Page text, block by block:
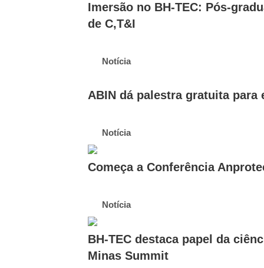
Imersão no BH-TEC: Pós-
de C,T&I
Notícia
ABIN dá palestra gratuita para
Notícia
Começa a Conferência
Notícia
BH-TEC destaca papel da
Minas Summit